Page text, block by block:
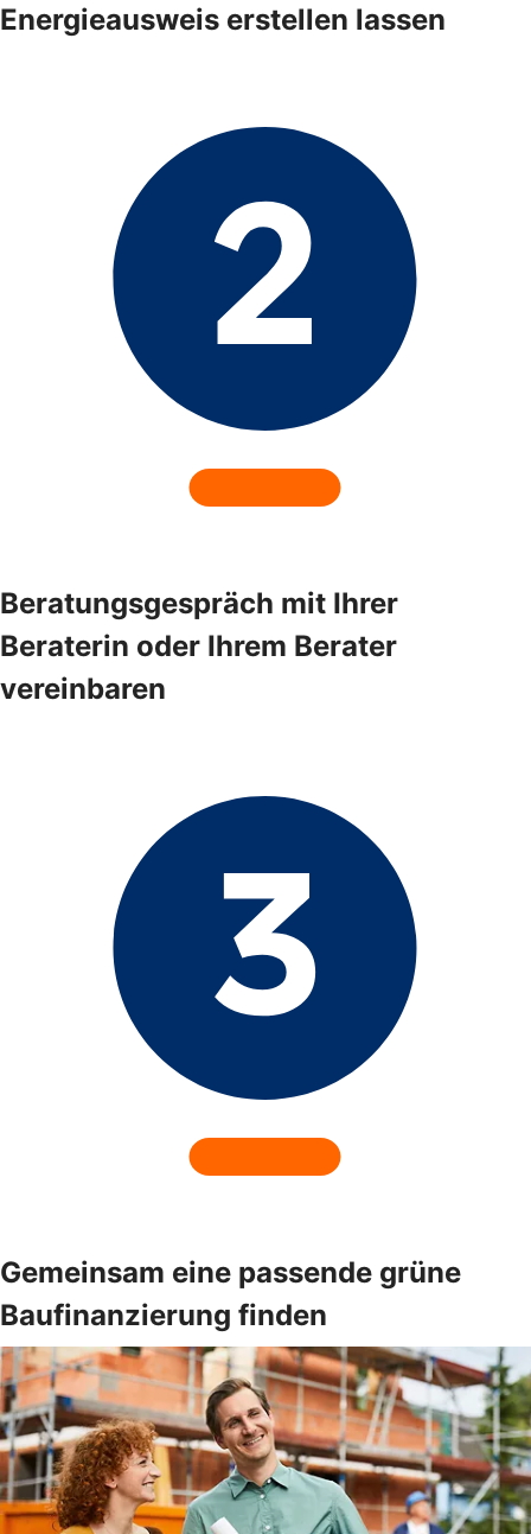
Energieausweis erstellen lassen
Beratungsgespräch mit Ihrer
Beraterin oder Ihrem Berater
vereinbaren
Gemeinsam eine passende grüne
Baufinanzierung finden